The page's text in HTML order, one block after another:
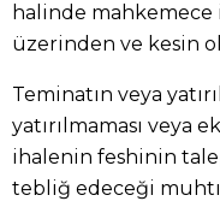
halinde
üzerinden ve kesin
Teminatın veya
yatırılmaması veya
ihalenin feshinin
tebliğ edeceği